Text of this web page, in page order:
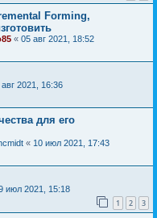
Forming,
« 05 авг 2021, 18:52
2021, 16:36
для его
« 10 июл 2021, 17:43
июл 2021, 15:18
1 2 3